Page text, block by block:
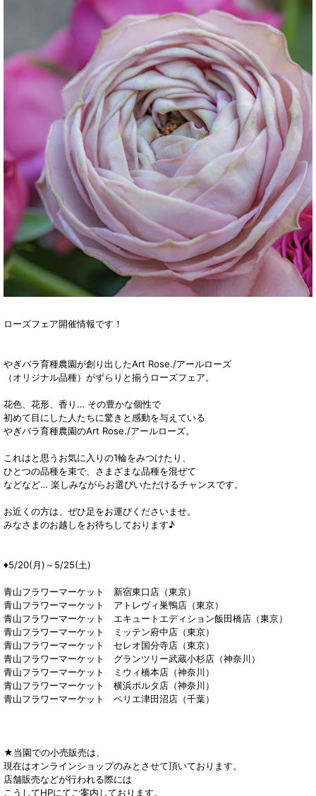
ローズフェア開催情報です！
やぎバラ育種農園が創り出したArt Rose./アールローズ
（オリジナル品種）がずらりと揃うローズフェア。
花色、花形、香り… その豊かな個性で
初めて目にした人たちに驚きと感動を与えている
やぎバラ育種農園のArt Rose./アールローズ。
これはと思うお気に入りの1輪をみつけたり、
ひとつの品種を束で、さまざまな品種を混ぜて
などなど… 楽しみながらお選びいただけるチャンスです。
お近くの方は、ぜひ足をお運びくださいませ。
みなさまのお越しをお待ちしております♪
♦5/20(月)～5/25(土)
青山フラワーマーケット 新宿東口店（東京）
青山フラワーマーケット アトレヴィ巣鴨店（東京）
青山フラワーマーケット エキュートエディション飯田橋店（東京）
青山フラワーマーケット ミッテン府中店（東京）
青山フラワーマーケット セレオ国分寺店（東京）
青山フラワーマーケット グランツリー武蔵小杉店（神奈川）
青山フラワーマーケット ミウィ橋本店（神奈川）
青山フラワーマーケット 横浜ポルタ店（神奈川）
青山フラワーマーケット ペリエ津田沼店（千葉）
★当園での小売販売は、
現在はオンラインショップのみとさせて頂いております。
店舗販売などが行われる際には
こうしてHPにてご案内しております。